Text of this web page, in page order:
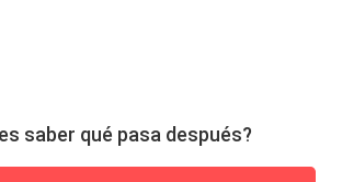
saber qué pasa después?